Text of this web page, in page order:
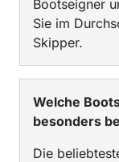
Bootseigner
Sie im
Skipper.
Welche
besonders
Die